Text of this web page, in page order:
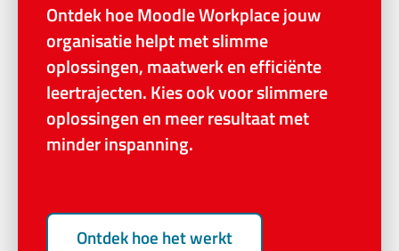
Ontdek hoe Moodle Workplace jouw
organisatie helpt met slimme
oplossingen, maatwerk en efficiënte
leertrajecten. Kies ook voor slimmere
oplossingen en meer resultaat met
minder inspanning.
Ontdek hoe het werkt